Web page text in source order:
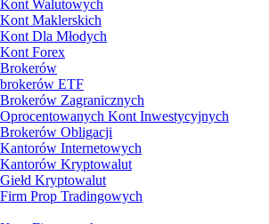
Walutowych
Maklerskich
Dla Młodych
Forex
ETF
Zagranicznych
Kont Inwestycyjnych
Obligacji
Internetowych
Kryptowalut
Kryptowalut
Prop Tradingowych